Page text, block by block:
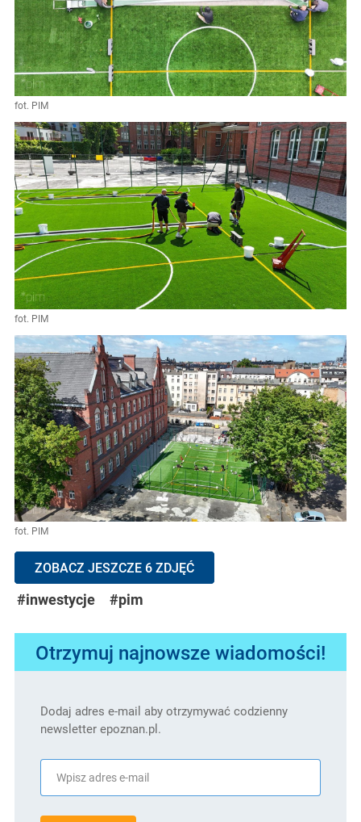
fot. PIM
fot. PIM
fot. PIM
ZOBACZ JESZCZE 6 ZDJĘĆ
#inwestycje #pim
Otrzymuj najnowsze wiadomości!
Dodaj adres e-mail aby otrzymywać codzienny
newsletter epoznan.pl.